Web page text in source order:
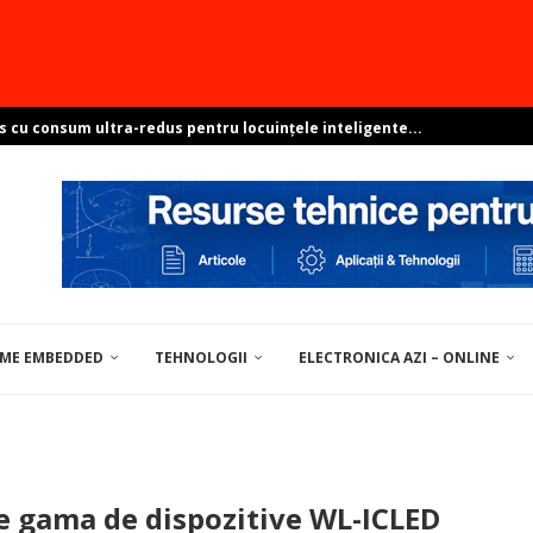
cu consum ultra-redus pentru locuințele inteligente...
EMBEDDED TEHNOLOGII ELECTRONICA AZI – ONLINE
de dispozitive WL-ICLED